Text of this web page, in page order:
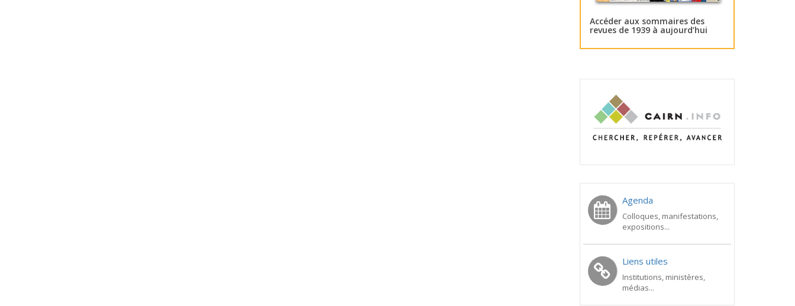
Accéder aux sommaires des
revues de 1939 à aujourd’hui
Agenda
Colloques, manifestations,
expositions...
Liens utiles
Institutions, ministères,
médias...